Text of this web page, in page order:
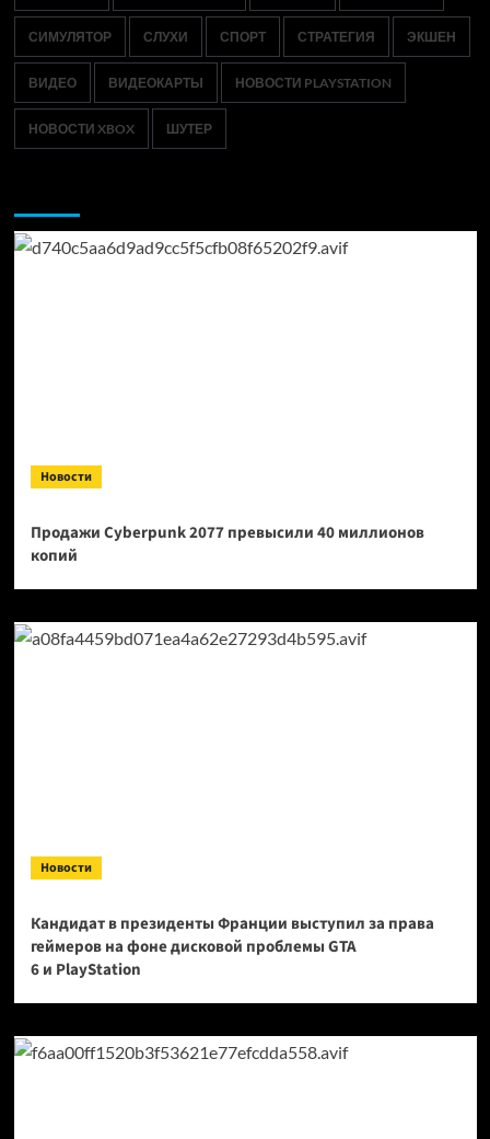
СИМУЛЯТОР СЛУХИ СПОРТ СТРАТЕГИЯ ЭКШЕН
ВИДЕО ВИДЕОКАРТЫ НОВОСТИ PLAYSTATION
НОВОСТИ XBOX ШУТЕР
Новости
Продажи Cyberpunk 2077 превысили 40 миллионов
копий
Новости
Кандидат в президенты Франции выступил за права
геймеров на фоне дисковой проблемы GTA
6 и PlayStation